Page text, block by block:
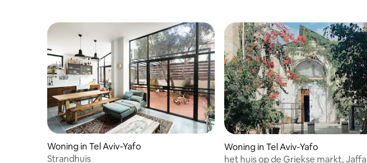
heerlijk geschikt voor zowel gezinnen als
zakenmensen.
Woning in Tel Aviv-Yafo
Strandhuis
Woning in Tel Aviv-Yafo
het huis op de Griekse markt, Jaffa